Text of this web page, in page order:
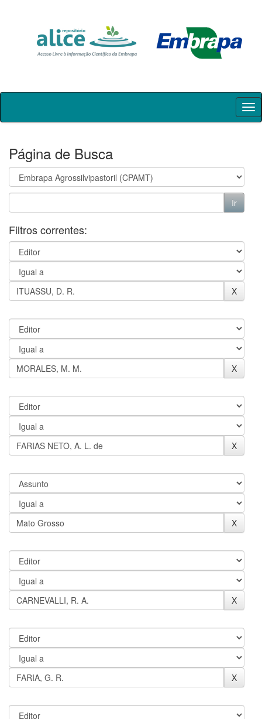
Skip
Página de Busca
Filtros correntes: